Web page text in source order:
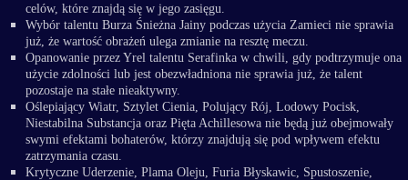
celów, które znajdą się w jego zasięgu.
Wybór talentu Burza Śnieżna Jainy podczas użycia Zamieci nie sprawia
już, że wartość obrażeń ulega zmianie na resztę meczu.
Opanowanie przez Yrel talentu Serafinka w chwili, gdy podtrzymuje ona
użycie zdolności lub jest obezwładniona nie sprawia już, że talent
pozostaje na stałe nieaktywny.
Oślepiający Wiatr, Sztylet Cienia, Polujący Rój, Lodowy Pocisk,
Niestabilna Substancja oraz Pięta Achillesowa nie będą już obejmowały
swymi efektami bohaterów, którzy znajdują się pod wpływem efektu
zatrzymania czasu.
Krytyczne Uderzenie, Plama Oleju, Furia Błyskawic, Spustoszenie,